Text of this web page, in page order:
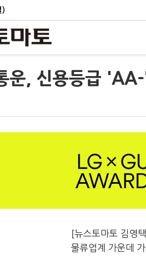
)
운, 신용등급
[뉴스토마토 김영
물류업계 가운데